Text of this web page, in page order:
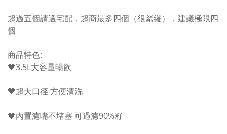
超過五個請選宅配，超商最多四個（很緊繃），建議極限四
個
商品特色:
🧡3.5L大容量暢飲
🧡超大口徑 方便清洗
🧡內置濾嘴不堵塞 可過濾90%籽